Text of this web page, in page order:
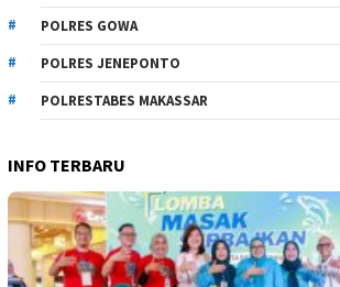
POLRES GOWA
POLRES JENEPONTO
POLRESTABES MAKASSAR
INFO TERBARU